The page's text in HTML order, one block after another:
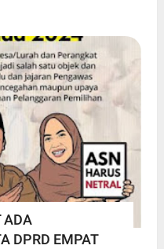
ADA
DPRD EMPAT